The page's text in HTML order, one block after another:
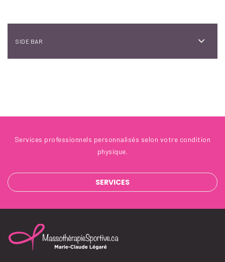
SIDE BAR
Services professionnels personnalisés selon votre condition
physique.
SERVICES